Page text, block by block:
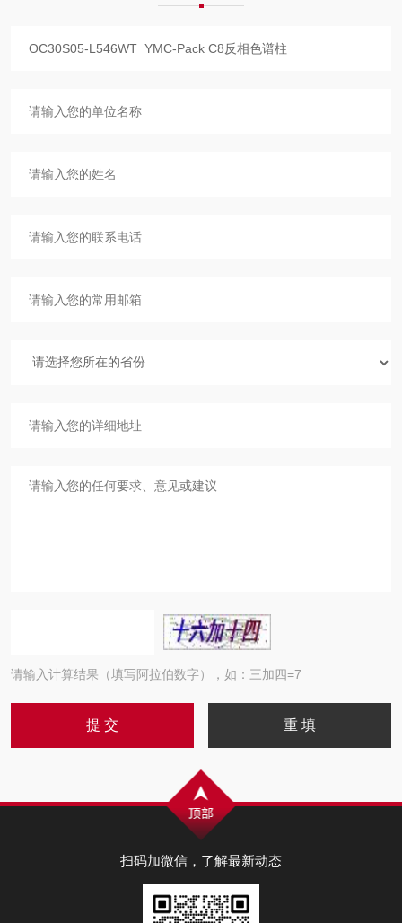
请输入计算结果（填写阿拉伯数字），如：三加四=7
扫码加微信，了解最新动态